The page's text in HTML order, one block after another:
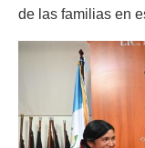
de las familias en